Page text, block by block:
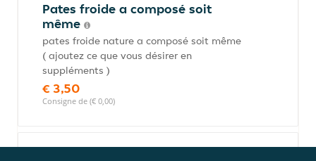
Pates froide a composé soit
même
pates froide nature a composé soit même
( ajoutez ce que vous désirer en
suppléments )
€ 3,50
Consigne de (€ 0,00)